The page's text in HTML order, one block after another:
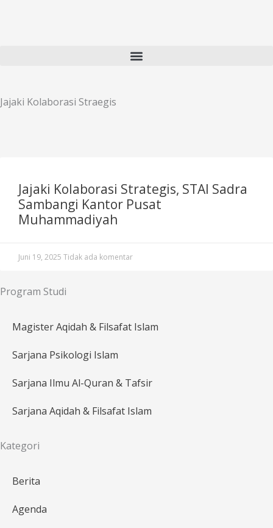
Jajaki Kolaborasi Straegis
Jajaki Kolaborasi Strategis, STAI Sadra
Sambangi Kantor Pusat
Muhammadiyah
Juni 19, 2025 Tidak ada komentar
Program Studi
Magister Aqidah & Filsafat Islam
Sarjana Psikologi Islam
Sarjana Ilmu Al-Quran & Tafsir
Sarjana Aqidah & Filsafat Islam
Kategori
Berita
Agenda